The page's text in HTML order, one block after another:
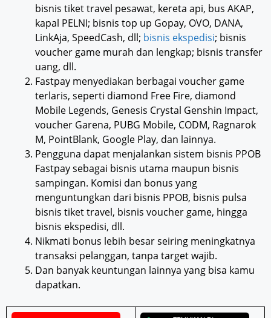
bisnis tiket travel pesawat, kereta api, bus AKAP,
kapal PELNI; bisnis top up Gopay, OVO, DANA,
LinkAja, SpeedCash, dll; bisnis ekspedisi; bisnis
voucher game murah dan lengkap; bisnis transfer
uang, dll.
Fastpay menyediakan berbagai voucher game
terlaris, seperti diamond Free Fire, diamond
Mobile Legends, Genesis Crystal Genshin Impact,
voucher Garena, PUBG Mobile, CODM, Ragnarok
M, PointBlank, Google Play, dan lainnya.
Pengguna dapat menjalankan sistem bisnis PPOB
Fastpay sebagai bisnis utama maupun bisnis
sampingan. Komisi dan bonus yang
menguntungkan dari bisnis PPOB, bisnis pulsa
bisnis tiket travel, bisnis voucher game, hingga
bisnis ekspedisi, dll.
Nikmati bonus lebih besar seiring meningkatnya
transaksi pelanggan, tanpa target wajib.
Dan banyak keuntungan lainnya yang bisa kamu
dapatkan.